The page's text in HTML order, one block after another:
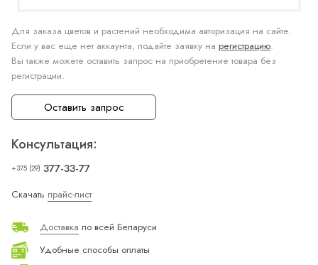
Для заказа цветов и растений необходима авторизация на сайте.
Если у вас еще нет аккаунта, подайте заявку на регистрацию.
Вы также можете оставить запрос на приобретение товара без
регистрации.
Оставить запрос
Консультация:
+375 (29) 377-33-77
Скачать прайс-лист
Доставка по всей Беларуси
Удобные способы оплаты